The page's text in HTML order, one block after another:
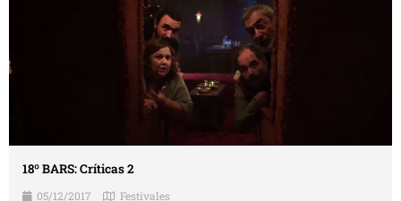
18º BARS: Críticas 2
05/12/2017 Festivales